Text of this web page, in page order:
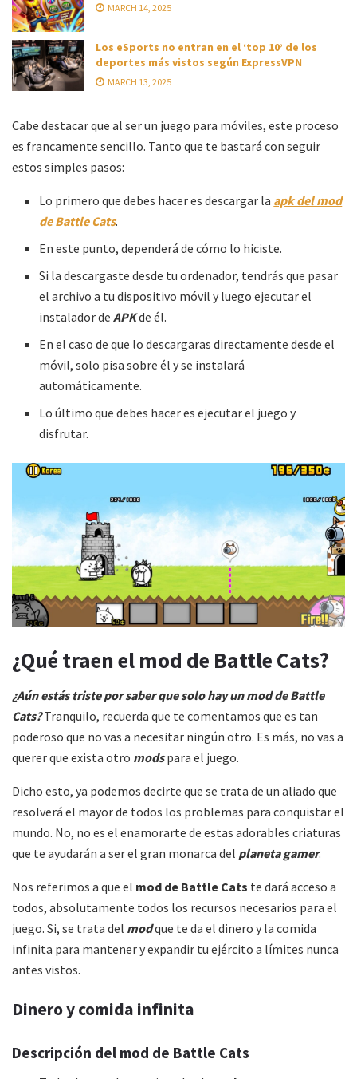
MARCH 14, 2025
Los eSports no entran en el ‘top 10’ de los
deportes más vistos según ExpressVPN
MARCH 13, 2025
Cabe destacar que al ser un juego para móviles, este proceso
es francamente sencillo. Tanto que te bastará con seguir
estos simples pasos:
Lo primero que debes hacer es descargar la apk del mod
de Battle Cats.
En este punto, dependerá de cómo lo hiciste.
Si la descargaste desde tu ordenador, tendrás que pasar
el archivo a tu dispositivo móvil y luego ejecutar el
instalador deAPKde él.
En el caso de que lo descargaras directamente desde el
móvil, solo pisa sobre él y se instalará
automáticamente.
Lo último que debes hacer es ejecutar el juego y
disfrutar.
¿Qué traen el mod de Battle Cats?
¿Aún estás triste por saber que solo hay un mod de Battle
Cats?Tranquilo, recuerda que te comentamos que es tan
poderoso que no vas a necesitar ningún otro. Es más, no vas a
querer que exista otro modspara el juego.
Dicho esto, ya podemos decirte que se trata de un aliado que
resolverá el mayor de todos los problemas para conquistar el
mundo. No, no es el enamorarte de estas adorables criaturas
que te ayudarán a ser el gran monarca del planeta gamer.
Nos referimos a que el mod de Battle Cats te dará acceso a
todos, absolutamente todos los recursos necesarios para el
juego. Si, se trata del modque te da el dinero y la comida
infinita para mantener y expandir tu ejército a límites nunca
antes vistos.
Dinero y comida infinita
Descripción del mod de Battle Cats